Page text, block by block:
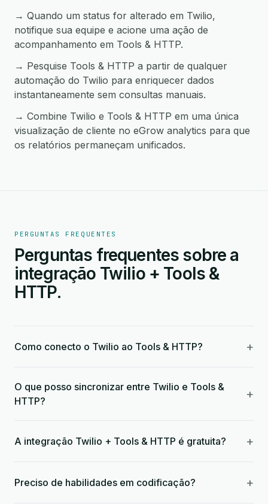
→ Quando um status for alterado em Twilio,
notifique sua equipe e acione uma ação de
acompanhamento em Tools & HTTP.
→ Pesquise Tools & HTTP a partir de qualquer
automação do Twilio para enriquecer dados
instantaneamente sem consultas manuais.
→ Combine Twilio e Tools & HTTP em uma única
visualização de cliente no eGrow analytics para que
os relatórios permaneçam unificados.
PERGUNTAS FREQUENTES
Perguntas frequentes sobre a
integração Twilio + Tools &
HTTP.
Como conecto o Twilio ao Tools & HTTP? +
O que posso sincronizar entre Twilio e Tools &
HTTP?
+
A integração Twilio + Tools & HTTP é gratuita? +
Preciso de habilidades em codificação? +